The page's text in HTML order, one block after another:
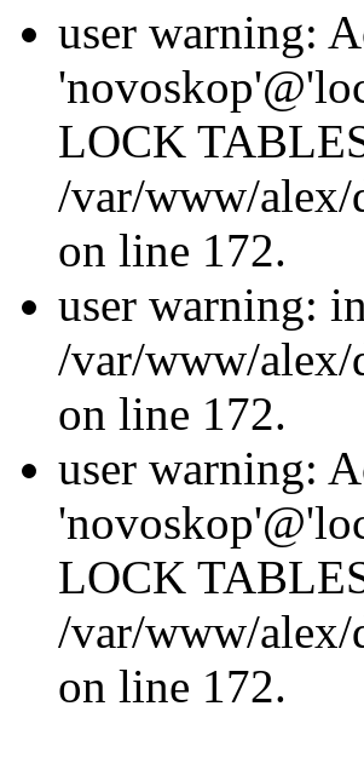
user warning:
LOCK
/var/www/alex/
on line 172.
user warning: in
/var/www/alex/
on line 172.
user warning:
LOCK
/var/www/alex/
on line 172.